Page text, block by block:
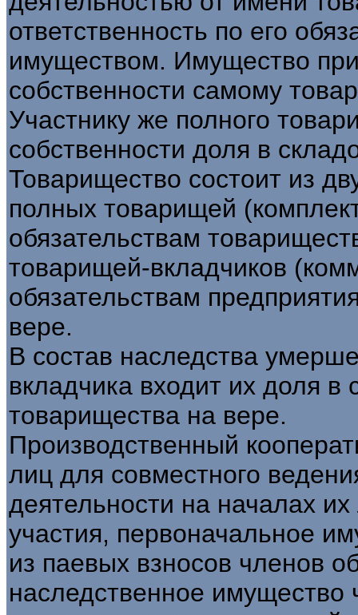
ответственность по его
имуществом. Имущество
собственности самому
Участнику же полного
собственности доля в
Товарищество состоит из
полных товарищей
обязательствам
товарищей-вкладчиков
обязательствам
вере.
В состав наследства
вкладчика входит их доля в
товарищества на вере.
Производственный
лиц для совместного
деятельности на началах их
участия, первоначальное
из паевых взносов членов
наследственное имущество